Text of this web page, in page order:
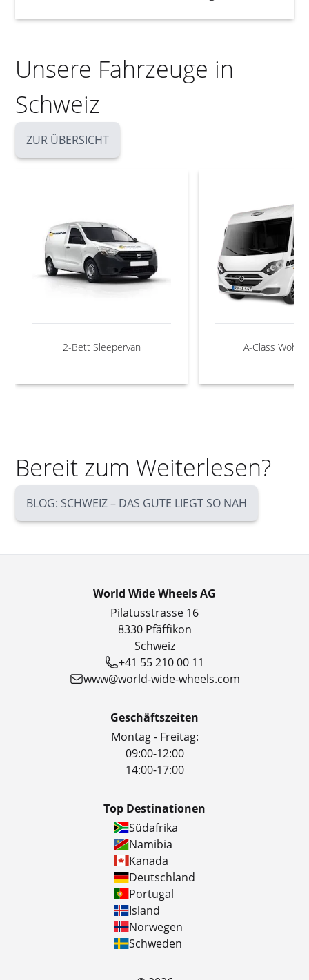
Unsere Fahrzeuge in
Schweiz
ZUR ÜBERSICHT
2-Bett Sleepervan A-Class
Bereit zum Weiterlesen?
BLOG: SCHWEIZ – DAS GUTE LIEGT SO NAH
World Wide Wheels AG
Pilatusstrasse 16
8330 Pfäffikon
Schweiz
+41 55 210 00 11
www@world-wide-wheels.com
Geschäftszeiten
Montag - Freitag:
09:00-12:00
14:00-17:00
Top Destinationen
Südafrika
Namibia
Kanada
Deutschland
Portugal
Island
Norwegen
Schweden